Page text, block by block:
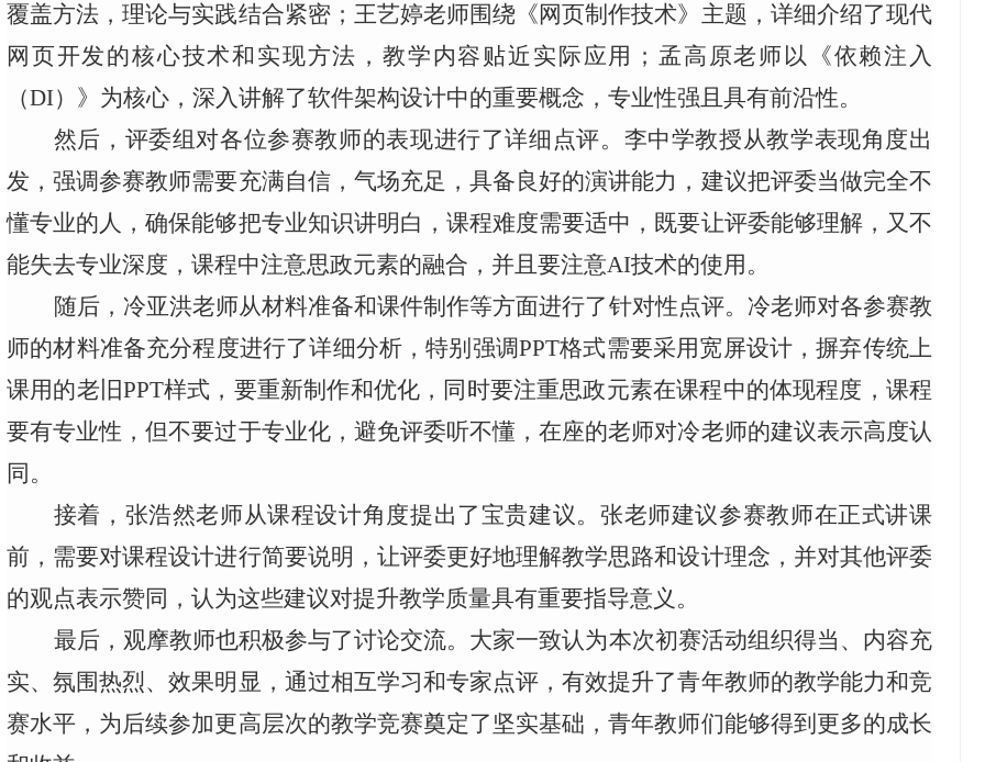
覆盖方法，理论与实践结合紧密；王艺婷老师围绕《网页制作技术》主题，详细介绍了现代
网页开发的核心技术和实现方法，教学内容贴近实际应用；孟高原老师以《依赖注入
（DI）》为核心，深入讲解了软件架构设计中的重要概念，专业性强且具有前沿性。
然后，评委组对各位参赛教师的表现进行了详细点评。李中学教授从教学表现角度出
发，强调参赛教师需要充满自信，气场充足，具备良好的演讲能力，建议把评委当做完全不
懂专业的人，确保能够把专业知识讲明白，课程难度需要适中，既要让评委能够理解，又不
能失去专业深度，课程中注意思政元素的融合，并且要注意AI技术的使用。
随后，冷亚洪老师从材料准备和课件制作等方面进行了针对性点评。冷老师对各参赛教
师的材料准备充分程度进行了详细分析，特别强调PPT格式需要采用宽屏设计，摒弃传统上
课用的老旧PPT样式，要重新制作和优化，同时要注重思政元素在课程中的体现程度，课程
要有专业性，但不要过于专业化，避免评委听不懂，在座的老师对冷老师的建议表示高度认
同。
接着，张浩然老师从课程设计角度提出了宝贵建议。张老师建议参赛教师在正式讲课
前，需要对课程设计进行简要说明，让评委更好地理解教学思路和设计理念，并对其他评委
的观点表示赞同，认为这些建议对提升教学质量具有重要指导意义。
最后，观摩教师也积极参与了讨论交流。大家一致认为本次初赛活动组织得当、内容充
实、氛围热烈、效果明显，通过相互学习和专家点评，有效提升了青年教师的教学能力和竞
赛水平，为后续参加更高层次的教学竞赛奠定了坚实基础，青年教师们能够得到更多的成长